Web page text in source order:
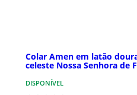
Colar Amen em latão
celeste Nossa Senhora de
DISPONÍVEL